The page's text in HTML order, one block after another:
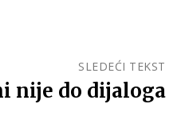
SLEDEĆI TEKST
nije do dijaloga